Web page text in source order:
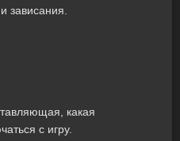
зависания.
какая
с игру.